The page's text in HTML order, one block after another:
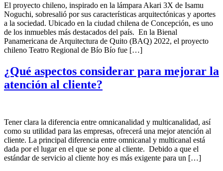
El proyecto chileno, inspirado en la lámpara Akari 3X de Isamu
Noguchi, sobresalió por sus características arquitectónicas y aportes
a la sociedad. Ubicado en la ciudad chilena de Concepción, es uno
de los inmuebles más destacados del país. En la Bienal
Panamericana de Arquitectura de Quito (BAQ) 2022, el proyecto
chileno Teatro Regional de Bío Bío fue […]
¿Qué aspectos considerar para mejorar la
atención al cliente?
Tener clara la diferencia entre omnicanalidad y multicanalidad, así
como su utilidad para las empresas, ofrecerá una mejor atención al
cliente. La principal diferencia entre omnicanal y multicanal está
dada por el lugar en el que se pone al cliente. Debido a que el
estándar de servicio al cliente hoy es más exigente para un […]